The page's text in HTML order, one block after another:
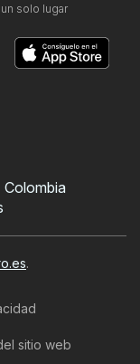
solo lugar
Colombia
.
sitio web